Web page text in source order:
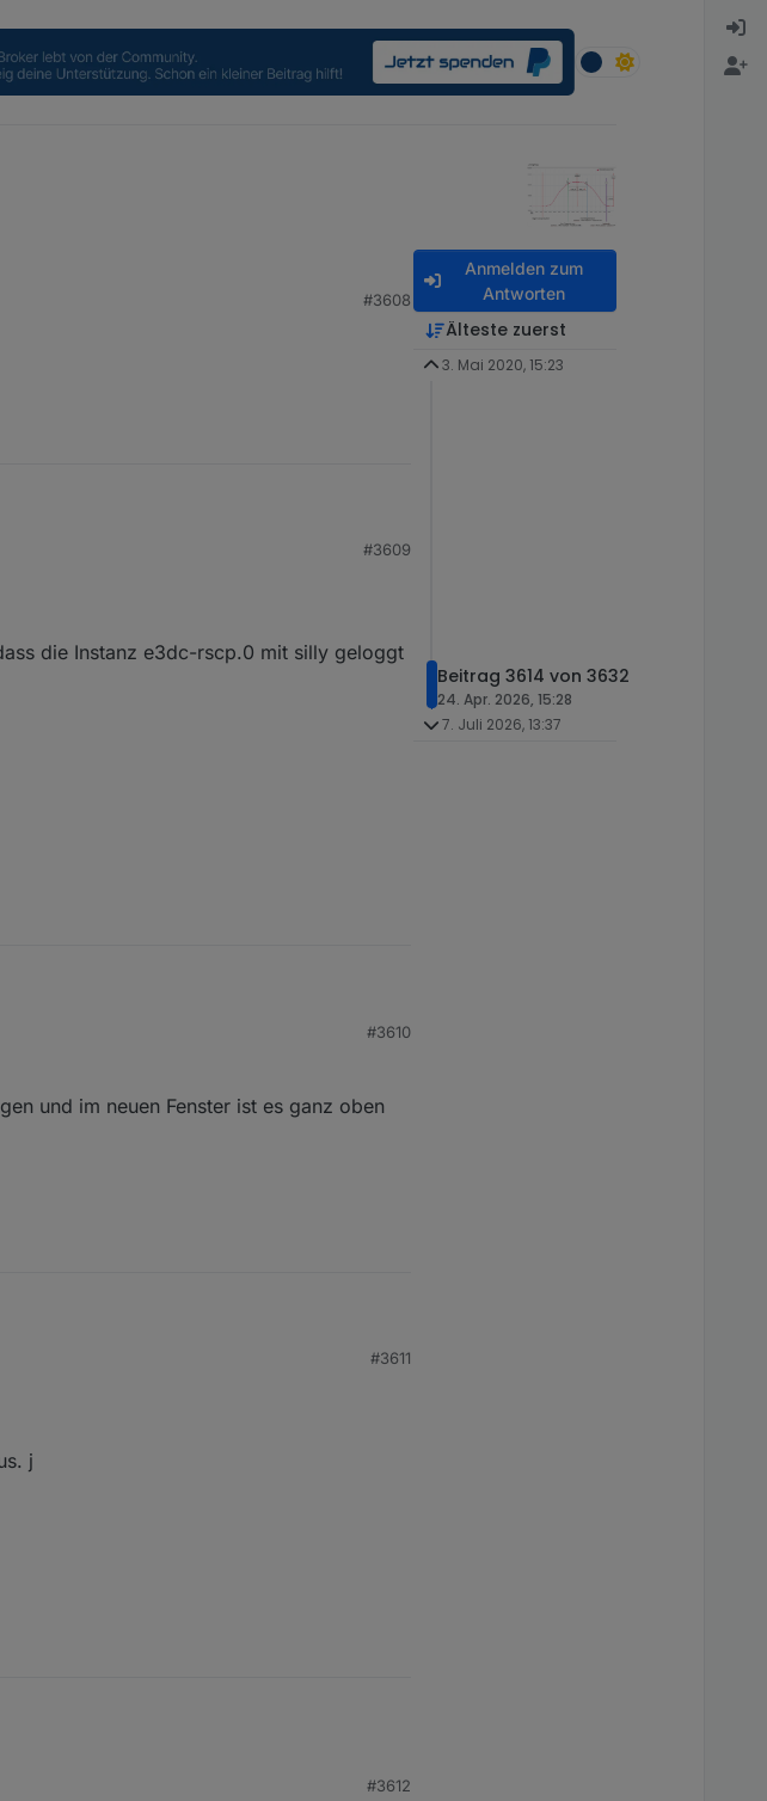
#3608
#3609
die Instanz e3dc-rscp.0 mit silly geloggt
#3610
und im neuen Fenster ist es ganz oben
und im neuen Fenster ist es ganz oben
#3611
j
#3612
Anmelden zum
Antworten
Älteste zuerst
3. Mai 2020, 15:23
Beitrag 3614 von 3632
24. Apr. 2026, 15:28
7. Juli 2026, 13:37